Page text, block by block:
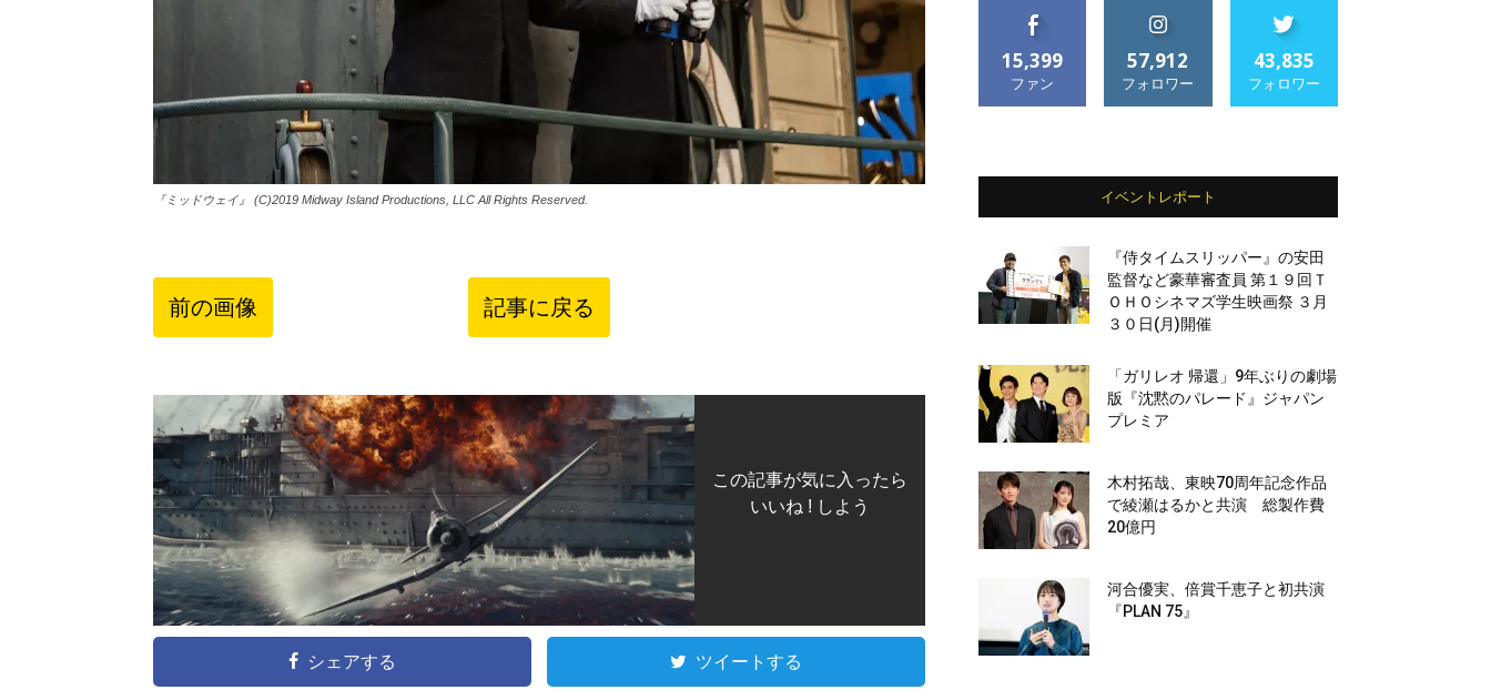
『ミッドウェイ』 (C)2019 Midway Island Productions, LLC All Rights Reserved.
前の画像 記事に戻る
この記事が気に入ったら
いいね ! しよう
シェアする ツイートする
15,399
ファン
57,912
フォロワー
43,835
フォロワー
イベントレポート
『侍タイムスリッパー』の安田
監督など豪華審査員 第１９回Ｔ
ＯＨＯシネマズ学生映画祭 ３月
３０日(月)開催
「ガリレオ 帰還」9年ぶりの劇場
版『沈黙のパレード』ジャパン
プレミア
木村拓哉、東映70周年記念作品
で綾瀬はるかと共演 総製作費
20億円
河合優実、倍賞千恵子と初共演
『PLAN 75』